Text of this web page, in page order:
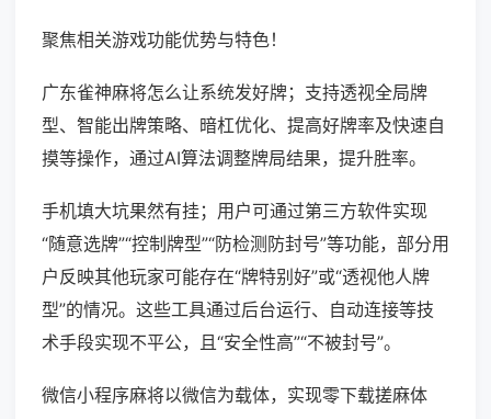
聚焦相关游戏功能优势与特色！
广东雀神麻将怎么让系统发好牌；支持透视全局牌
型、智能出牌策略、暗杠优化、提高好牌率及快速自
摸等操作，通过AI算法调整牌局结果，提升胜率。
手机填大坑果然有挂；用户可通过第三方软件实现
“随意选牌”“控制牌型”“防检测防封号”等功能，部分用
户反映其他玩家可能存在“牌特别好”或“透视他人牌
型”的情况。这些工具通过后台运行、自动连接等技
术手段实现不平公，且“安全性高”“不被封号”。
微信小程序麻将以微信为载体，实现零下载搓麻体